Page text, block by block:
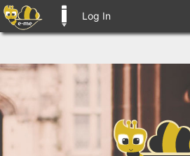
Log In